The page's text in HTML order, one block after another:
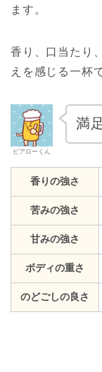
ます。
香り、口当たり
えを感じる一杯
ビアローくん
満
香りの強さ
苦みの強さ
甘みの強さ
ボディの重さ
のどごしの良さ